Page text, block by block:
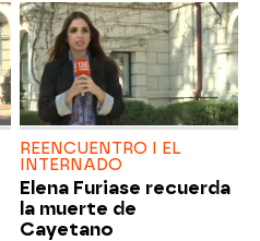
REENCUENTRO I EL
INTERNADO
Elena Furiase recuerda
la muerte de
Cayetano